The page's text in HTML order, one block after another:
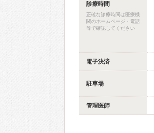
診療時間
正確な診療時間は医療機
関のホームページ・電話
等で確認してください
電子決済
駐車場
管理医師